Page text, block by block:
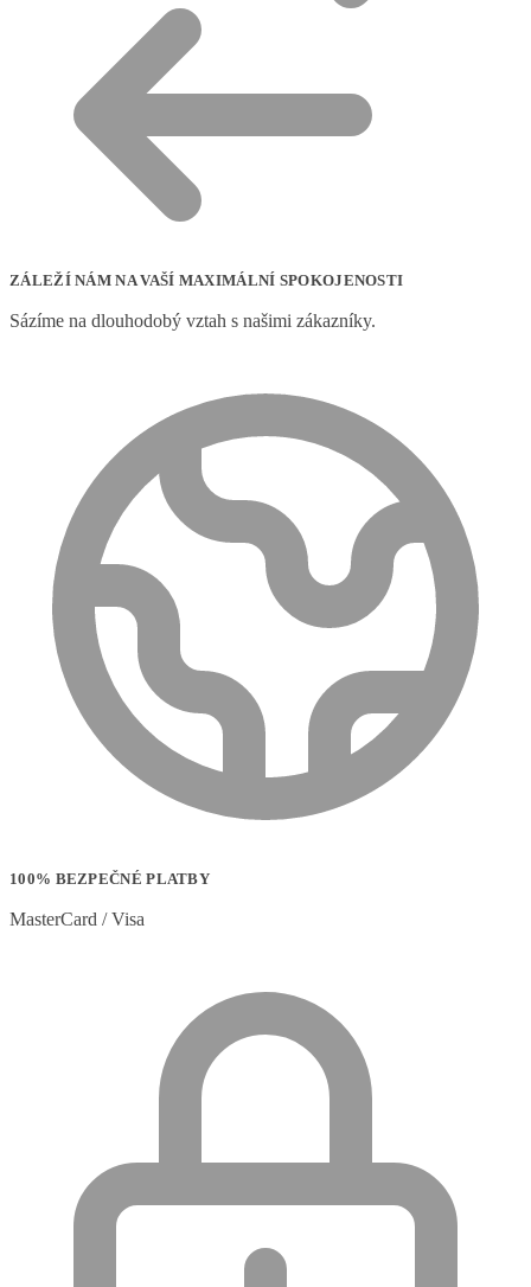
ZÁLEŽÍ NÁM NA VAŠÍ MAXIMÁLNÍ SPOKOJENOSTI
Sázíme na dlouhodobý vztah s našimi zákazníky.
100% BEZPEČNÉ PLATBY
MasterCard / Visa